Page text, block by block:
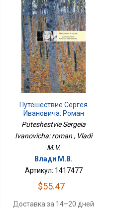
Путешествие Сергея
Ивановича: Роман
Puteshestvie Sergeia
Ivanovicha: roman , Vladi
M.V.
Влади М.В.
Артикул: 1417477
$55.47
Доставка за 14–20 дней